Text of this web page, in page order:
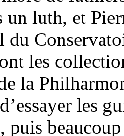
un luth, et
du
les
la
les
puis